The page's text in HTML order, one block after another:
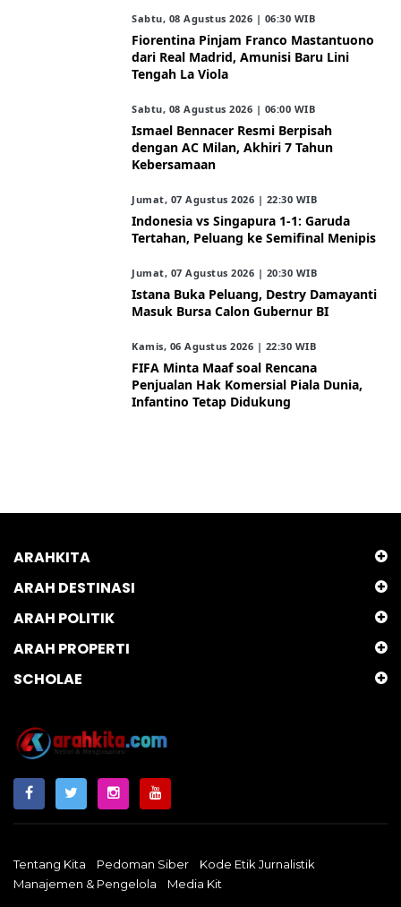
Sabtu, 08 Agustus 2026 | 06:30 WIB
Fiorentina Pinjam Franco Mastantuono
dari Real Madrid, Amunisi Baru Lini
Tengah La Viola
Sabtu, 08 Agustus 2026 | 06:00 WIB
Ismael Bennacer Resmi Berpisah
dengan AC Milan, Akhiri 7 Tahun
Kebersamaan
Jumat, 07 Agustus 2026 | 22:30 WIB
Indonesia vs Singapura 1-1: Garuda
Tertahan, Peluang ke Semifinal Menipis
Jumat, 07 Agustus 2026 | 20:30 WIB
Istana Buka Peluang, Destry Damayanti
Masuk Bursa Calon Gubernur BI
Kamis, 06 Agustus 2026 | 22:30 WIB
FIFA Minta Maaf soal Rencana
Penjualan Hak Komersial Piala Dunia,
Infantino Tetap Didukung
ARAHKITA
ARAH DESTINASI
ARAH POLITIK
ARAH PROPERTI
SCHOLAE
Tentang Kita Pedoman Siber
Kode Etik Jurnalistik
Manajemen & Pengelola
Media Kit